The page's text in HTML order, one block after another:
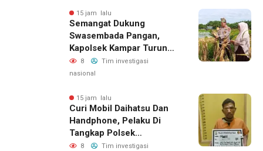
15 jam lalu
Semangat Dukung
Swasembada Pangan,
Kapolsek Kampar Turun
Langsung Panen Jagung
Di Sendayan
8
Tim investigasi
nasional
15 jam lalu
Curi Mobil Daihatsu Dan
Handphone, Pelaku Di
Tangkap Polsek
Perhentian Raja
8
Tim investigasi